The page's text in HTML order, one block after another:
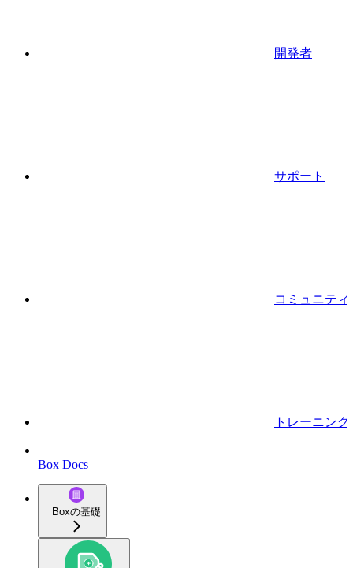
開発者
サポート
コミュニティ
トレーニング
Box Docs
Boxの基礎